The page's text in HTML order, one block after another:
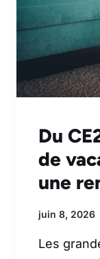
Du
de
une
juin 8, 2026
Les